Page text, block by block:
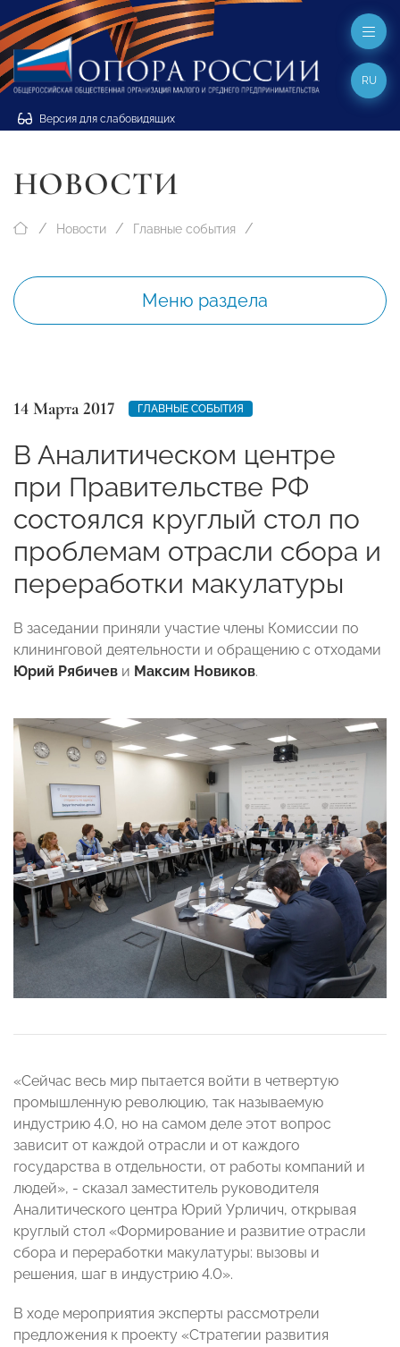
Версия для слабовидящих
RU
НОВОСТИ
Новости Главные события
Меню раздела
14 Марта 2017 ГЛАВНЫЕ СОБЫТИЯ
В Аналитическом центре
при Правительстве РФ
состоялся круглый стол по
проблемам отрасли сбора и
переработки макулатуры
В заседании приняли участие члены Комиссии по
клининговой деятельности и обращению с отходами
Юрий Рябичев и Максим Новиков.
«Сейчас весь мир пытается войти в четвертую
промышленную революцию, так называемую
индустрию 4.0, но на самом деле этот вопрос
зависит от каждой отрасли и от каждого
государства в отдельности, от работы компаний и
людей», - сказал заместитель руководителя
Аналитического центра Юрий Урличич, открывая
круглый стол «Формирование и развитие отрасли
сбора и переработки макулатуры: вызовы и
решения, шаг в индустрию 4.0».
В ходе мероприятия эксперты рассмотрели
предложения к проекту «Стратегии развития